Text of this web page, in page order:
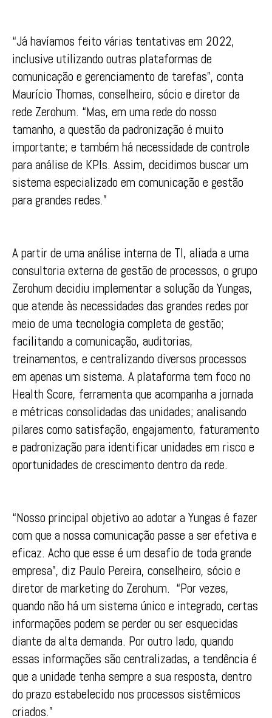
“Já havíamos feito várias tentativas em 2022,
inclusive utilizando outras plataformas de
comunicação e gerenciamento de tarefas”, conta
Maurício Thomas, conselheiro, sócio e diretor da
rede Zerohum. “Mas, em uma rede do nosso
tamanho, a questão da padronização é muito
importante; e também há necessidade de controle
para análise de KPIs. Assim, decidimos buscar um
sistema especializado em comunicação e gestão
para grandes redes.”
A partir de uma análise interna de TI, aliada a uma
consultoria externa de gestão de processos, o grupo
Zerohum decidiu implementar a solução da Yungas,
que atende às necessidades das grandes redes por
meio de uma tecnologia completa de gestão;
facilitando a comunicação, auditorias,
treinamentos, e centralizando diversos processos
em apenas um sistema. A plataforma tem foco no
Health Score, ferramenta que acompanha a jornada
e métricas consolidadas das unidades; analisando
pilares como satisfação, engajamento, faturamento
e padronização para identificar unidades em risco e
oportunidades de crescimento dentro da rede.
“Nosso principal objetivo ao adotar a Yungas é fazer
com que a nossa comunicação passe a ser efetiva e
eficaz. Acho que esse é um desafio de toda grande
empresa”, diz Paulo Pereira, conselheiro, sócio e
diretor de marketing do Zerohum. “Por vezes,
quando não há um sistema único e integrado, certas
informações podem se perder ou ser esquecidas
diante da alta demanda. Por outro lado, quando
essas informações são centralizadas, a tendência é
que a unidade tenha sempre a sua resposta, dentro
do prazo estabelecido nos processos sistêmicos
criados.”